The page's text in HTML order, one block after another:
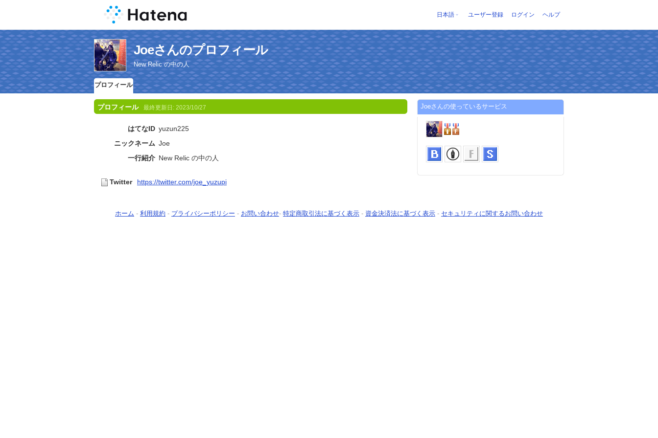
日本語 ユーザー登録 ログイン ヘルプ
Joeさんのプロフィール
New Relic の中の人
プロフィール
プロフィール 最終更新日: 2023/10/27
はてなID yuzun225
ニックネーム Joe
一行紹介 New Relic の中の人
Twitter https://twitter.com/joe_yuzupi
Joeさんの使っているサービス
ホーム - 利用規約 - プライバシーポリシー - お問い合わせ- 特定商取引法に基づく表示 - 資金決済法に基づく表示 - セキュリティに関するお問い合わせ